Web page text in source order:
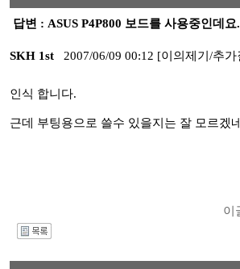
답변 : ASUS P4P800 보드를 사용중인데요
SKH 1st 2007/06/09 00:12 [이의제기/추가
인식 합니다.
근데 부팅용으로 쓸수 있을지는 잘 모르겠
이